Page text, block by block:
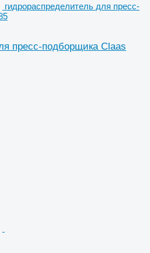
гидрораспределитель для пресс-
пресс-подборщика Claas